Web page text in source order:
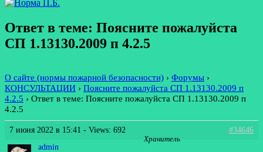
Ответ в теме: Поясните пожалуйста
СП 1.13130.2009 п 4.2.5
О сайте (нормы пожарной безопасности) › Форумы ›
КОНСУЛЬТАЦИИ › Поясните пожалуйста СП 1.13130.2009 п
4.2.5 › Ответ в теме: Поясните пожалуйста СП 1.13130.2009 п
4.2.5
7 июня 2022 в 15:41 - Views: 692
#34646
admin
Хранитель